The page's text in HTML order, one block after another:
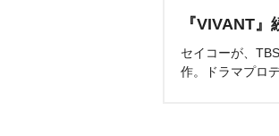
『VIVANT
セイコーが、
作。ドラマプロ